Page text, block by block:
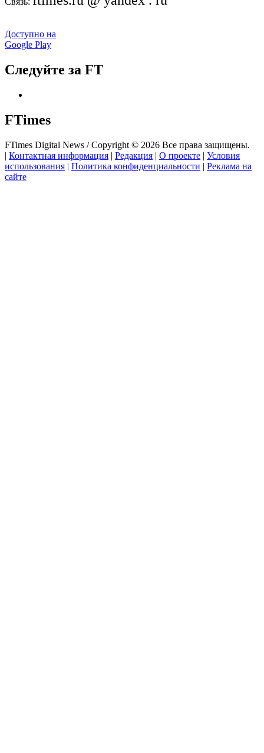
Доступно на
Google Play
Следуйте за FT
FTimes
FTimes Digital News / Copyright © 2026 Все права защищены.
| Контактная информация | Редакция | О проекте | Условия
использования | Политика конфиденциальности | Реклама на
сайте